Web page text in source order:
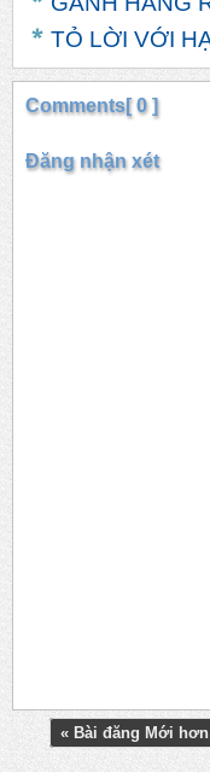
TỎ LỜI VỚI
Comments[ 0 ]
Đăng nhận xét
« Bài đăng Mới hơn